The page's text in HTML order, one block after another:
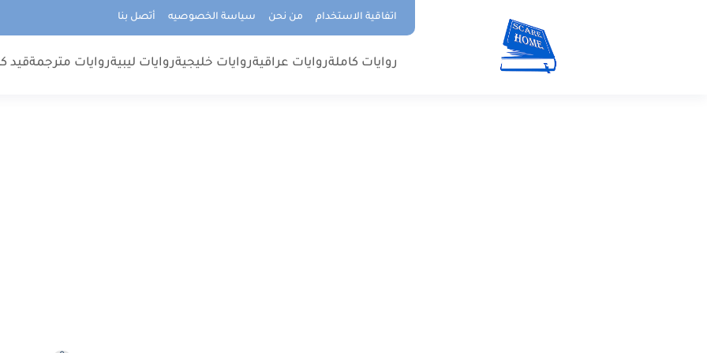
اتفاقية الاستخدام من نحن سياسة الخصوصيه أتصل بنا
روايات كاملةروايات عراقيةروايات خليجيةروايات ليبيةروايات مترجمةقيد